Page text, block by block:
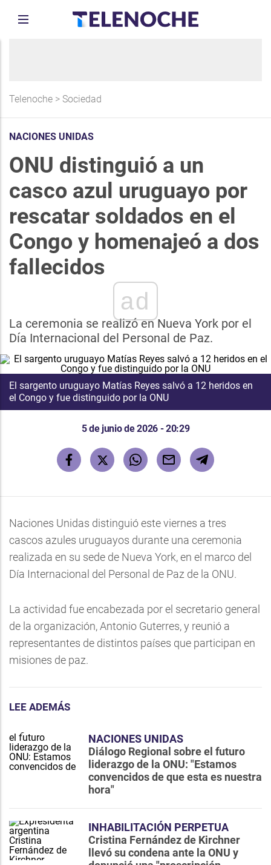
Telenoche > Sociedad
NACIONES UNIDAS
ONU distinguió a un
casco azul uruguayo por
rescatar soldados en el
Congo y homenajeó a dos
fallecidos
ad
La ceremonia se realizó en Nueva York por el
Día Internacional del Personal de Paz.
El sargento uruguayo Matías Reyes salvó a 12 heridos en
el Congo y fue distinguido por la ONU
5 de junio de 2026 - 20:29
Naciones Unidas distinguió este viernes a tres
cascos azules uruguayos durante una ceremonia
realizada en su sede de Nueva York, en el marco del
Día Internacional del Personal de Paz de la ONU.
La actividad fue encabezada por el secretario general
de la organización, Antonio Guterres, y reunió a
representantes de distintos países que participan en
misiones de paz.
LEE ADEMÁS
NACIONES UNIDAS
Diálogo Regional sobre el futuro
liderazgo de la ONU: "Estamos
convencidos de que esta es nuestra
hora"
INHABILITACIÓN PERPETUA
Cristina Fernández de Kirchner
llevó su condena ante la ONU y